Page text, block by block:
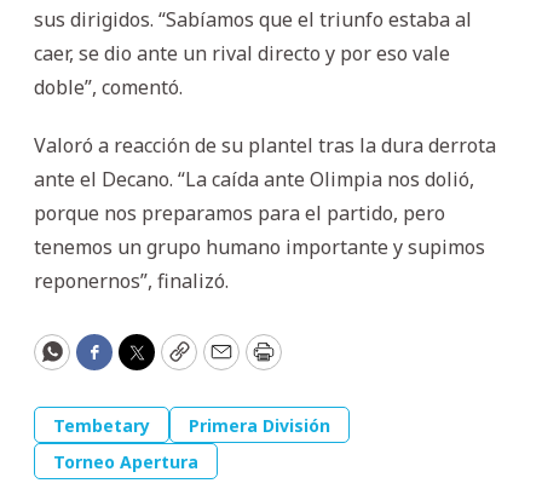
sus dirigidos. “Sabíamos que el triunfo estaba al
caer, se dio ante un rival directo y por eso vale
doble”, comentó.
Valoró a reacción de su plantel tras la dura derrota
ante el Decano. “La caída ante Olimpia nos dolió,
porque nos preparamos para el partido, pero
tenemos un grupo humano importante y supimos
reponernos”, finalizó.
WhatsApp
Facebook
Twitter
CopyEmailPrint
Tembetary
Primera División
Torneo Apertura